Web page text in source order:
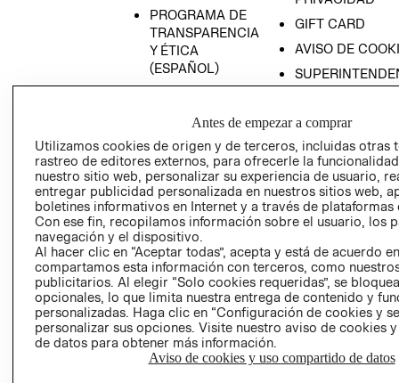
PROGRAMA DE
TRANSPARENCIA
Y ÉTICA
(ESPAÑOL)
Y ÉTICA (INGLÉS)
GIFT CARD
AVISO DE
DE INDUSTRIA Y
PETICIONES
QUEJAS Y
RECLAMOS
Colombia ($)
CAMBIAR REGIÓN
RECIÉN NACIDO
NOVEDADES
Antes de empezar a comprar
Utilizamos cookies de origen y de terceros, incluidas otras
rastreo de editores externos, para ofrecerle la
nuestro sitio web, personalizar su experiencia de usuario,
entregar publicidad personalizada en nuestros sitios web,
boletines informativos en Internet y a través de plataformas
Con ese fin, recopilamos información sobre el usuario, los
navegación y el dispositivo.
Al hacer clic en “Aceptar todas”, acepta y está de acuerdo
compartamos esta información con terceros, como
publicitarios. Al elegir “Solo cookies requeridas”, se
opcionales, lo que limita nuestra entrega de contenido y
personalizadas. Haga clic en “Configuración de cookies y
personalizar sus opciones. Visite nuestro aviso de cookies
de datos para obtener más información.
Aviso de cookies y uso compartido de datos